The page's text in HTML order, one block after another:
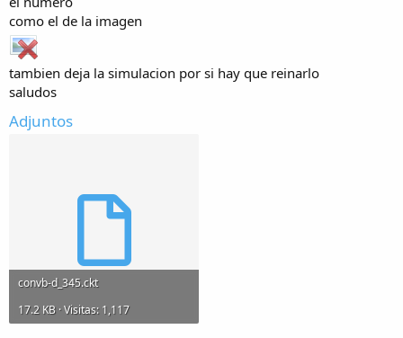
como el de la imagen
tambien deja la simulacion por si hay que reinarlo
saludos
Adjuntos
convb-d_345.ckt
17.2 KB · Visitas: 1,117